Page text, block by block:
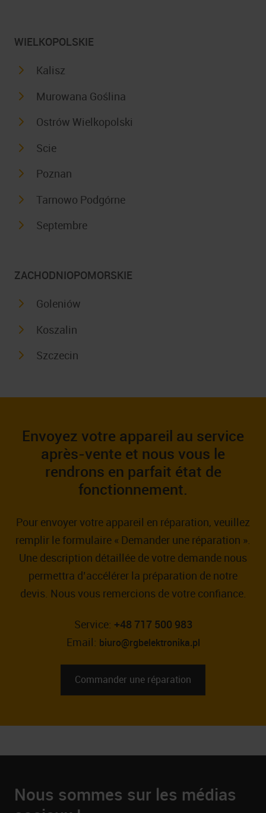
WIELKOPOLSKIE
Kalisz
Murowana Goślina
Ostrów Wielkopolski
Scie
Poznan
Tarnowo Podgórne
Septembre
ZACHODNIOPOMORSKIE
Goleniów
Koszalin
Szczecin
Envoyez votre appareil au service
après-vente et nous vous le
rendrons en parfait état de
fonctionnement.
Pour envoyer votre appareil en réparation, veuillez
remplir le formulaire « Demander une réparation ».
Une description détaillée de votre demande nous
permettra d’accélérer la préparation de notre
devis. Nous vous remercions de votre confiance.
Service: +48 717 500 983
Email: biuro@rgbelektronika.pl
Commander une réparation
Nous sommes sur les médias